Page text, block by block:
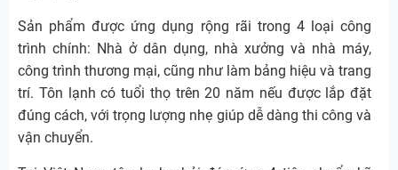
Sản phẩm được ứng dụng rộng rãi trong 4 loại công
trình chính: Nhà ở dân dụng, nhà xưởng và nhà máy,
công trình thương mại, cũng như làm bảng hiệu và trang
trí. Tôn lạnh có tuổi thọ trên 20 năm nếu được lắp đặt
đúng cách, với trọng lượng nhẹ giúp dễ dàng thi công và
vận chuyển.